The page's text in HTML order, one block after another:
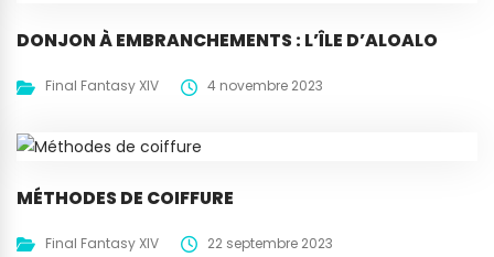
DONJON À EMBRANCHEMENTS : L’ÎLE D’ALOALO
Final Fantasy XIV 4 novembre 2023
MÉTHODES DE COIFFURE
Final Fantasy XIV 22 septembre 2023